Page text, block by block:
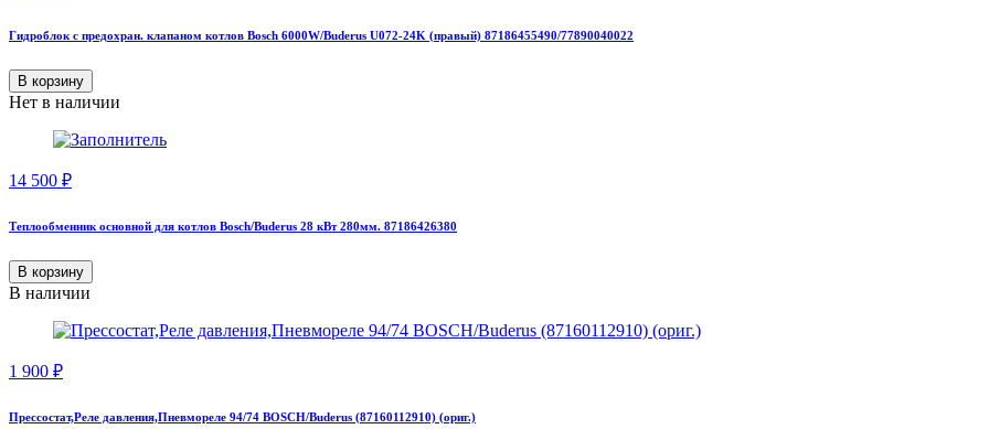
Гидроблок с предохран. клапаном котлов Bosch 6000W/Buderus U072-24K (правый) 87186455490/77890040022
В корзину
Нет в наличии
14 500 ₽
Теплообменник основной для котлов Bosch/Buderus 28 кВт 280мм. 87186426380
В корзину
В наличии
1 900 ₽
Прессостат,Реле давления,Пневмореле 94/74 BOSCH/Buderus (87160112910) (ориг.)